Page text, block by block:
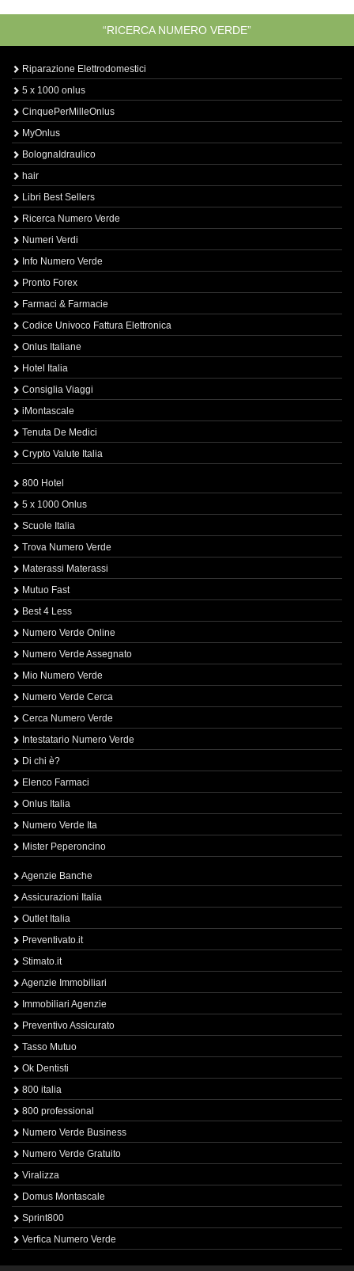
“RICERCA NUMERO VERDE”
Riparazione Elettrodomestici
5 x 1000 onlus
CinquePerMilleOnlus
MyOnlus
BolognaIdraulico
hair
Libri Best Sellers
Ricerca Numero Verde
Numeri Verdi
Info Numero Verde
Pronto Forex
Farmaci & Farmacie
Codice Univoco Fattura Elettronica
Onlus Italiane
Hotel Italia
Consiglia Viaggi
iMontascale
Tenuta De Medici
Crypto Valute Italia
800 Hotel
5 x 1000 Onlus
Scuole Italia
Trova Numero Verde
Materassi Materassi
Mutuo Fast
Best 4 Less
Numero Verde Online
Numero Verde Assegnato
Mio Numero Verde
Numero Verde Cerca
Cerca Numero Verde
Intestatario Numero Verde
Di chi è?
Elenco Farmaci
Onlus Italia
Numero Verde Ita
Mister Peperoncino
Agenzie Banche
Assicurazioni Italia
Outlet Italia
Preventivato.it
Stimato.it
Agenzie Immobiliari
Immobiliari Agenzie
Preventivo Assicurato
Tasso Mutuo
Ok Dentisti
800 italia
800 professional
Numero Verde Business
Numero Verde Gratuito
Viralizza
Domus Montascale
Sprint800
Verfica Numero Verde